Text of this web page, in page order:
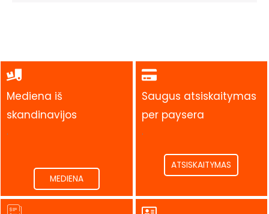
Mediena iš
skandinavijos
.
MEDIENA
Saugus atsiskaitymas
per paysera
.
ATSISKAITYMAS